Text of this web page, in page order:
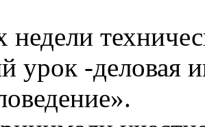
недели
урок -деловая